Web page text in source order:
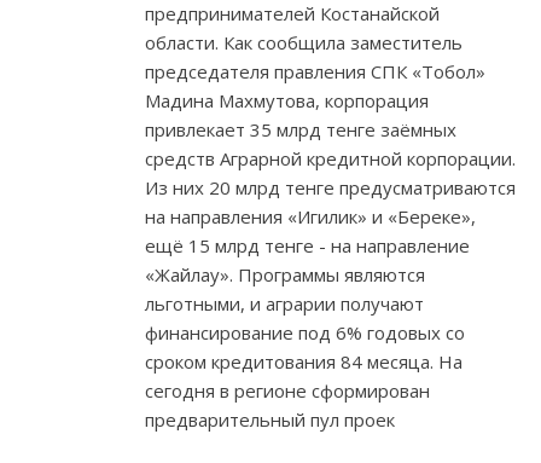
предпринимателей Костанайской
области. Как сообщила заместитель
председателя правления СПК «Тобол»
Мадина Махмутова, корпорация
привлекает 35 млрд тенге заёмных
средств Аграрной кредитной корпорации.
Из них 20 млрд тенге предусматриваются
на направления «Игилик» и «Береке»,
ещё 15 млрд тенге - на направление
«Жайлау». Программы являются
льготными, и аграрии получают
финансирование под 6% годовых со
сроком кредитования 84 месяца. На
сегодня в регионе сформирован
предварительный пул проек